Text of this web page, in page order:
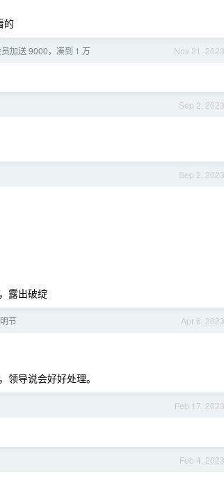
的
Nov 21, 2023
加送 9000，凑到 1 万
Sep 2, 2023
Sep 2, 2023
露出破绽
Apr 6, 2023
节
导说会好好处理。
Feb 17, 2023
Feb 4, 2023